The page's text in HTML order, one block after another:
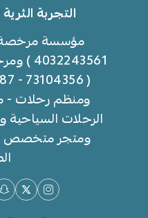
التجربة
مؤسسة مرخصة
ومنظم رحلات
الرحلات السياحية
ومتجر متخصص